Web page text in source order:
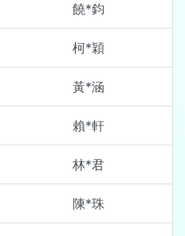
饒*鈞
柯*穎
黃*涵
賴*軒
林*君
陳*珠